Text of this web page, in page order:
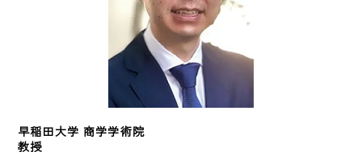
早稲田大学 商学学術院
教授